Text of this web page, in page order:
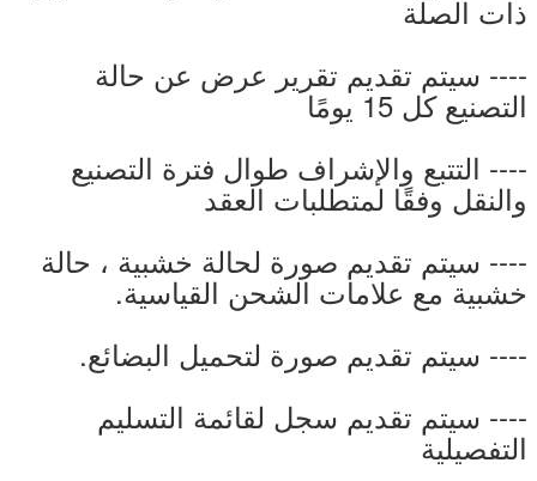
ذات الصلة
---- سيتم تقديم تقرير عرض عن حالة
التصنيع كل 15 يومًا
---- التتبع والإشراف طوال فترة التصنيع
والنقل وفقًا لمتطلبات العقد
---- سيتم تقديم صورة لحالة خشبية ، حالة
خشبية مع علامات الشحن القياسية.
---- سيتم تقديم صورة لتحميل البضائع.
---- سيتم تقديم سجل لقائمة التسليم
التفصيلية